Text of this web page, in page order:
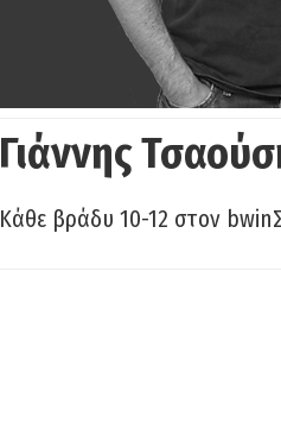
Γιάννης
Κάθε βράδυ 10-12 στον